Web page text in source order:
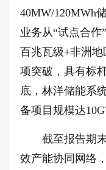
40MW/120MWh
业务从“试点合作
百兆瓦级+非洲
项突破，具有标
底，林洋储能系
备项目规模达
截至报告期
效产能协同网络